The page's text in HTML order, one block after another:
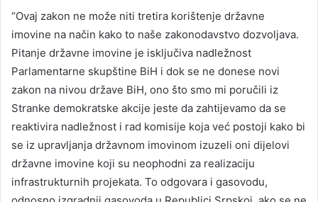
“Ovaj zakon ne može niti tretira korištenje državne
imovine na način kako to naše zakonodavstvo dozvoljava.
Pitanje državne imovine je isključiva nadležnost
Parlamentarne skupštine BiH i dok se ne donese novi
zakon na nivou države BiH, ono što smo mi poručili iz
Stranke demokratske akcije jeste da zahtijevamo da se
reaktivira nadležnost i rad komisije koja već postoji kako bi
se iz upravljanja državnom imovinom izuzeli oni dijelovi
državne imovine koji su neophodni za realizaciju
infrastrukturnih projekata. To odgovara i gasovodu,